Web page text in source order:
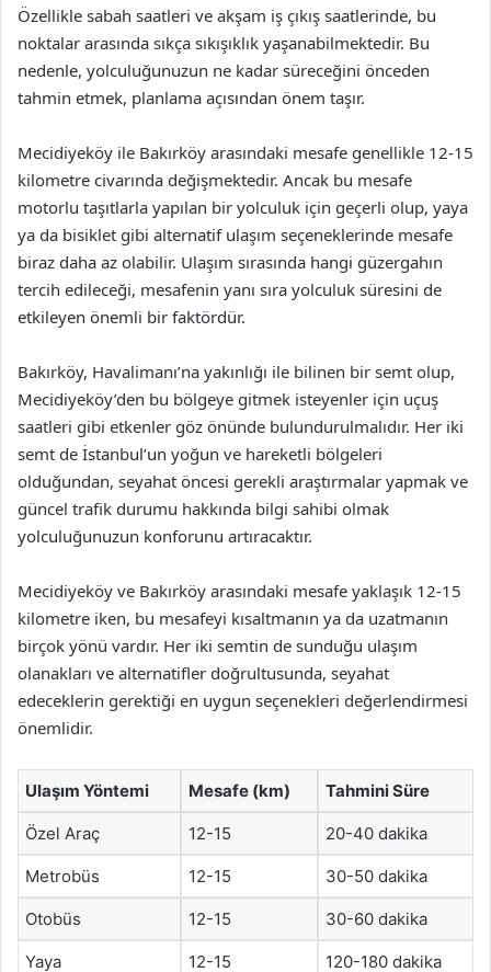
Özellikle sabah saatleri ve akşam iş çıkış saatlerinde, bu
noktalar arasında sıkça sıkışıklık yaşanabilmektedir. Bu
nedenle, yolculuğunuzun ne kadar süreceğini önceden
tahmin etmek, planlama açısından önem taşır.
Mecidiyeköy ile Bakırköy arasındaki mesafe genellikle 12-15
kilometre civarında değişmektedir. Ancak bu mesafe
motorlu taşıtlarla yapılan bir yolculuk için geçerli olup, yaya
ya da bisiklet gibi alternatif ulaşım seçeneklerinde mesafe
biraz daha az olabilir. Ulaşım sırasında hangi güzergahın
tercih edileceği, mesafenin yanı sıra yolculuk süresini de
etkileyen önemli bir faktördür.
Bakırköy, Havalimanı’na yakınlığı ile bilinen bir semt olup,
Mecidiyeköy’den bu bölgeye gitmek isteyenler için uçuş
saatleri gibi etkenler göz önünde bulundurulmalıdır. Her iki
semt de İstanbul’un yoğun ve hareketli bölgeleri
olduğundan, seyahat öncesi gerekli araştırmalar yapmak ve
güncel trafik durumu hakkında bilgi sahibi olmak
yolculuğunuzun konforunu artıracaktır.
Mecidiyeköy ve Bakırköy arasındaki mesafe yaklaşık 12-15
kilometre iken, bu mesafeyi kısaltmanın ya da uzatmanın
birçok yönü vardır. Her iki semtin de sunduğu ulaşım
olanakları ve alternatifler doğrultusunda, seyahat
edeceklerin gerektiği en uygun seçenekleri değerlendirmesi
önemlidir.
Ulaşım Yöntemi Mesafe (km) Tahmini Süre
Özel Araç 12-15 20-40 dakika
Metrobüs 12-15 30-50 dakika
Otobüs 12-15 30-60 dakika
Yaya 12-15 120-180 dakika